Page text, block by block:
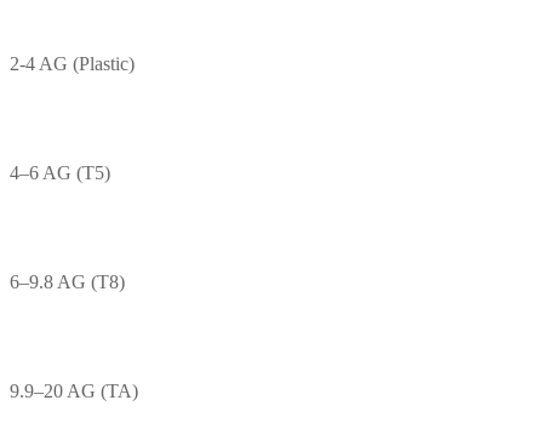
2-4 AG (Plastic)
4–6 AG (T5)
6–9.8 AG (T8)
9.9–20 AG (TA)